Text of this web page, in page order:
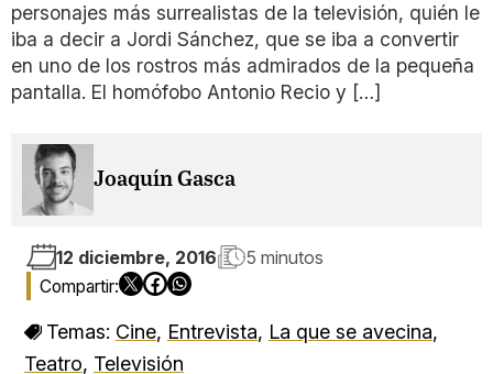
personajes más surrealistas de la televisión, quién le
iba a decir a Jordi Sánchez, que se iba a convertir
en uno de los rostros más admirados de la pequeña
pantalla. El homófobo Antonio Recio y […]
Joaquín Gasca
12 diciembre, 2016 5 minutos
Temas: Cine, Entrevista, La que se avecina,
Teatro, Televisión